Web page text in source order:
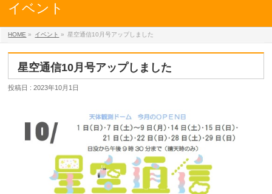
イベント
HOME » イベント » 星空通信10月号アップしました
星空通信10月号アップしました
投稿日 : 2023年10月1日